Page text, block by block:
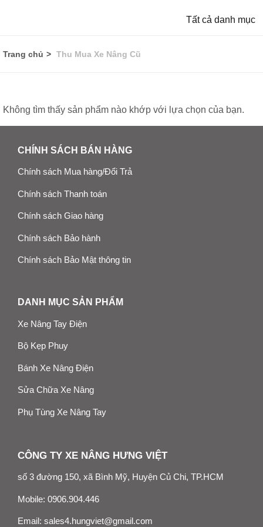
Tất cả danh mục
Trang chủ Thu Mua Xe Nâng Cũ
Không tìm thấy sản phẩm nào khớp với lựa chọn của bạn.
CHÍNH SÁCH BÁN HÀNG
Chính sách Mua hàng/Đổi Trả
Chính sách Thanh toán
Chính sách Giao hàng
Chính sách Bảo hành
Chính sách Bảo Mật thông tin
DANH MỤC SẢN PHẨM
Xe Nâng Tay Điện
Bộ Kẹp Phuy
Bánh Xe Nâng Điện
Sửa Chữa Xe Nâng
Phụ Tùng Xe Nâng Tay
CÔNG TY XE NÂNG HƯNG VIỆT
số 3 đường 150, xã Bình Mỹ, Huyện Củ Chi, TP.HCM
Mobile: 0906.904.446
Email: sales4.hungviet@gmail.com